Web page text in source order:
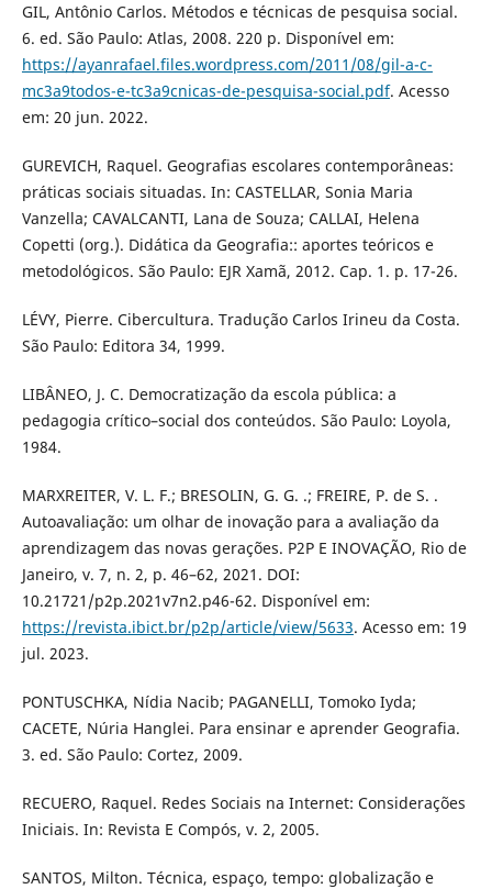
GIL, Antônio Carlos. Métodos e técnicas de pesquisa social.
6. ed. São Paulo: Atlas, 2008. 220 p. Disponível em:
https://ayanrafael.files.wordpress.com/2011/08/gil-a-c-
mc3a9todos-e-tc3a9cnicas-de-pesquisa-social.pdf. Acesso
em: 20 jun. 2022.
GUREVICH, Raquel. Geografias escolares contemporâneas:
práticas sociais situadas. In: CASTELLAR, Sonia Maria
Vanzella; CAVALCANTI, Lana de Souza; CALLAI, Helena
Copetti (org.). Didática da Geografia:: aportes teóricos e
metodológicos. São Paulo: EJR Xamã, 2012. Cap. 1. p. 17-26.
LÉVY, Pierre. Cibercultura. Tradução Carlos Irineu da Costa.
São Paulo: Editora 34, 1999.
LIBÂNEO, J. C. Democratização da escola pública: a
pedagogia crítico–social dos conteúdos. São Paulo: Loyola,
1984.
MARXREITER, V. L. F.; BRESOLIN, G. G. .; FREIRE, P. de S. .
Autoavaliação: um olhar de inovação para a avaliação da
aprendizagem das novas gerações. P2P E INOVAÇÃO, Rio de
Janeiro, v. 7, n. 2, p. 46–62, 2021. DOI:
10.21721/p2p.2021v7n2.p46-62. Disponível em:
https://revista.ibict.br/p2p/article/view/5633. Acesso em: 19
jul. 2023.
PONTUSCHKA, Nídia Nacib; PAGANELLI, Tomoko Iyda;
CACETE, Núria Hanglei. Para ensinar e aprender Geografia.
3. ed. São Paulo: Cortez, 2009.
RECUERO, Raquel. Redes Sociais na Internet: Considerações
Iniciais. In: Revista E Compós, v. 2, 2005.
SANTOS, Milton. Técnica, espaço, tempo: globalização e